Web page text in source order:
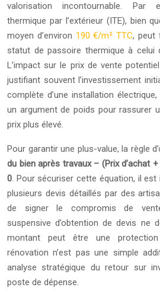
valorisation incontournable. Par
thermique par l’extérieur (ITE), bien
moyen d’environ 190 €/m² TTC, peut
statut de passoire thermique à celui
L’impact sur le prix de vente
justifiant souvent l’investissement
complète d’une installation
un argument de poids pour rassurer
prix plus élevé.
Pour garantir une plus-value, la règle
du bien après travaux – (Prix d’achat
0. Pour sécuriser cette équation, il
plusieurs devis détaillés par des
de signer le compromis de
suspensive d’obtention de devis ne
montant peut être une
rénovation n’est pas une simple
analyse stratégique du retour sur
poste de dépense.